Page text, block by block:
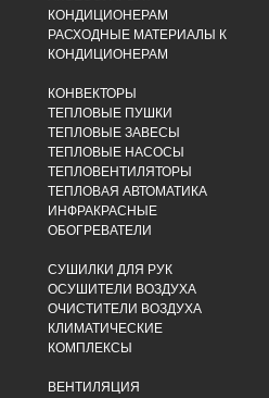
КОНДИЦИОНЕРАМ
РАСХОДНЫЕ МАТЕРИАЛЫ К
КОНДИЦИОНЕРАМ
КОНВЕКТОРЫ
ТЕПЛОВЫЕ ПУШКИ
ТЕПЛОВЫЕ ЗАВЕСЫ
ТЕПЛОВЫЕ НАСОСЫ
ТЕПЛОВЕНТИЛЯТОРЫ
ТЕПЛОВАЯ АВТОМАТИКА
ИНФРАКРАСНЫЕ
ОБОГРЕВАТЕЛИ
СУШИЛКИ ДЛЯ РУК
ОСУШИТЕЛИ ВОЗДУХА
ОЧИСТИТЕЛИ ВОЗДУХА
КЛИМАТИЧЕСКИЕ
КОМПЛЕКСЫ
ВЕНТИЛЯЦИЯ